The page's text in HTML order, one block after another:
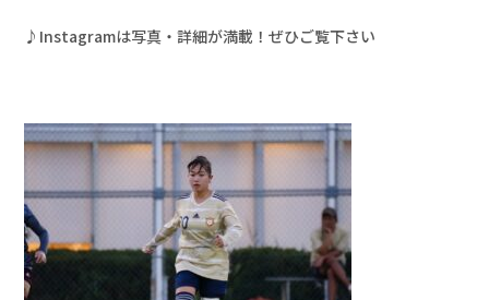
♪Instagramは写真・詳細が満載！ぜひご覧下さい